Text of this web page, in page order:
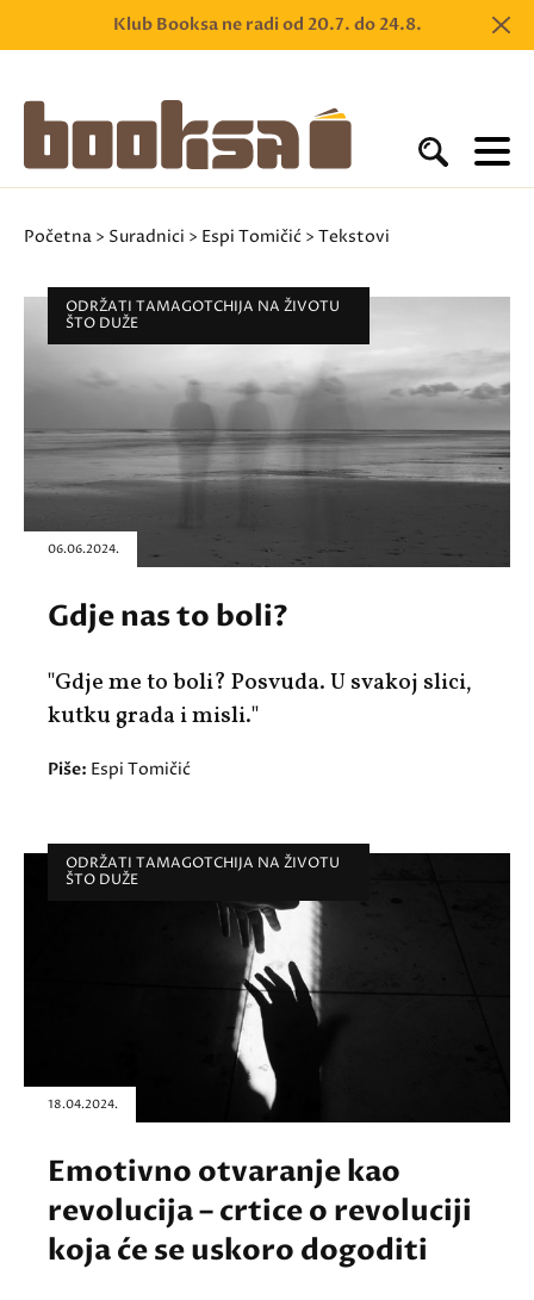
Klub Booksa ne radi od 20.7. do 24.8.
Početna > Suradnici > Espi Tomičić > Tekstovi
ODRŽATI TAMAGOTCHIJA NA ŽIVOTU
ŠTO DUŽE
06.06.2024.
Gdje nas to boli?
"Gdje me to boli? Posvuda. U svakoj slici,
kutku grada i misli."
Piše: Espi Tomičić
ODRŽATI TAMAGOTCHIJA NA ŽIVOTU
ŠTO DUŽE
18.04.2024.
Emotivno otvaranje kao
revolucija – crtice o revoluciji
koja će se uskoro dogoditi